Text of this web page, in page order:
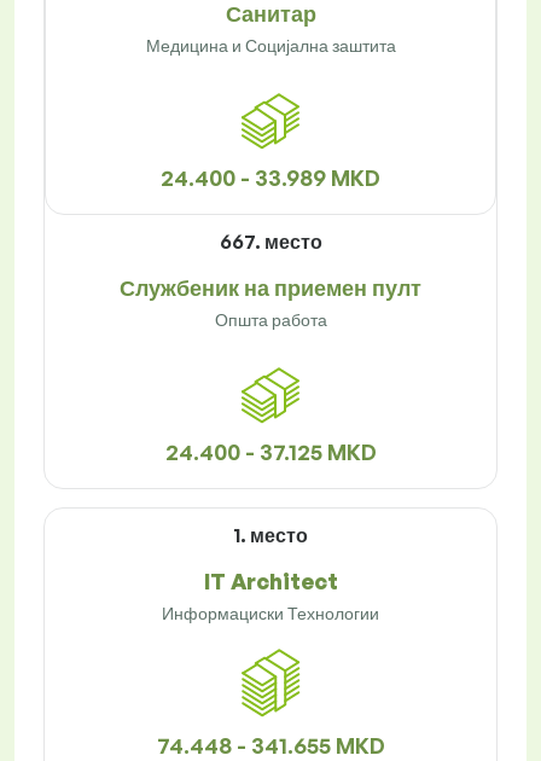
Санитар
Медицина и Социјална заштита
24.400 - 33.989 MKD
667. место
Службеник на приемен пулт
Општа работа
24.400 - 37.125 MKD
1. место
IT Architect
Информациски Технологии
74.448 - 341.655 MKD